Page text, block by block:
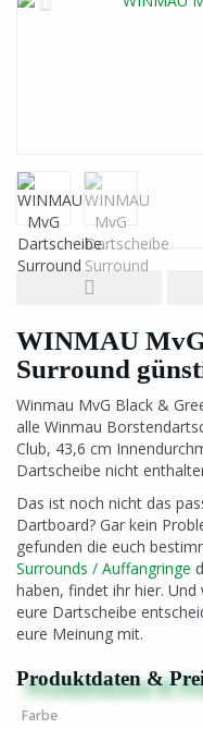
WINMAU
Surround
Winmau MvG Black &
alle Winmau
Club, 43,6 cm
Dartscheibe nicht
Das ist noch nicht das
Dartboard? Gar kein
gefunden die euch
Surrounds / Auffangringe
haben, findet ihr hier.
eure Dartscheibe
eure Meinung mit.
Produktdaten &
Farbe